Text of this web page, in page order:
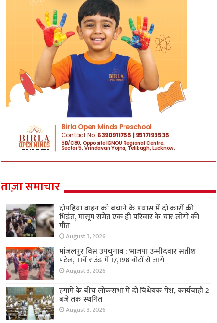
ताज़ा समाचार
दोपहिया वाहन को बचाने के प्रयास में दो कारों की
भिड़ंत, मासूम समेत एक ही परिवार के चार लोगों की
मौत
August 3, 2026
मांजलपुर विस उपचुनाव : भाजपा उम्मीदवार सतीश
पटेल, 11वें राउंड में 17,198 वोटों से आगे
August 3, 2026
हंगामे के बीच लोकसभा में दो विधेयक पेश, कार्यवाही 2
बजे तक स्थगित
August 3, 2026